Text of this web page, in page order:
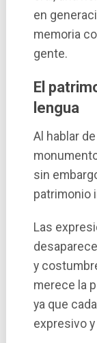
en
memoria
gente.
El
lengua
Al hablar
sin
patrimonio
Las
y
merece la
ya que
expresivo